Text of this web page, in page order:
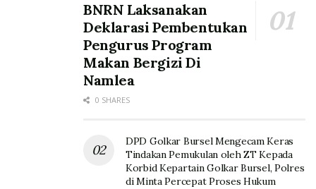
BNRN Laksanakan
Deklarasi Pembentukan
Pengurus Program
Makan Bergizi Di
Namlea
0 SHARES
DPD Golkar Bursel Mengecam Keras
Tindakan Pemukulan oleh ZT Kepada
Korbid Kepartain Golkar Bursel, Polres
di Minta Percepat Proses Hukum